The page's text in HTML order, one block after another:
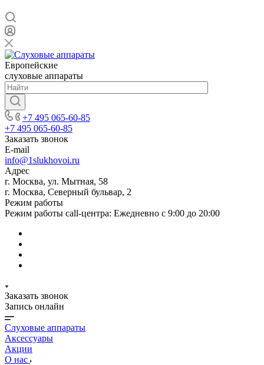
Европейские
слуховые аппараты
+7 495 065-60-85
+7 495 065-60-85
Заказать звонок
E-mail
info@1slukhovoi.ru
Адрес
г. Москва, ул. Мытная, 58
г. Москва, Северный бульвар, 2
Режим работы
Режим работы call-центра: Ежедневно с 9:00 до 20:00
Заказать звонок
Запись онлайн
Слуховые аппараты
Аксессуары
Акции
О нас